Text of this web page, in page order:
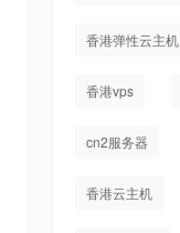
香港弹性云主机
香港vps
cn2服务器
香港云主机